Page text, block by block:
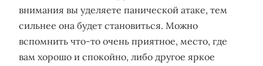
внимания вы уделяете панической атаке, тем
сильнее она будет становиться. Можно
вспомнить что-то очень приятное, место, где
вам хорошо и спокойно, либо другое яркое